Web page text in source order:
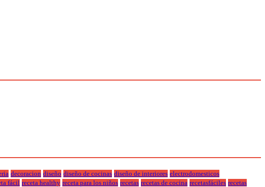
decoracion diseño diseño de cocinas diseño de interiores electrodomesticos
fácil receta healthy receta para los niños recetas recetas de cocina recetasfáciles recetas